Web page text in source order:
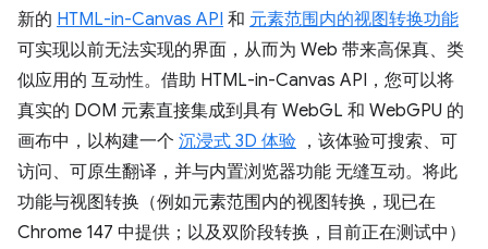
新的 HTML-in-Canvas API 和 元素范围内的视图转换功能
可实现以前无法实现的界面，从而为 Web 带来高保真、类
似应用的 互动性。借助 HTML-in-Canvas API，您可以将
真实的 DOM 元素直接集成到具有 WebGL 和 WebGPU 的
画布中，以构建一个 沉浸式 3D 体验 ，该体验可搜索、可
访问、可原生翻译，并与内置浏览器功能 无缝互动。将此
功能与视图转换（例如元素范围内的视图转换，现已在
Chrome 147 中提供；以及双阶段转换，目前正在测试中）